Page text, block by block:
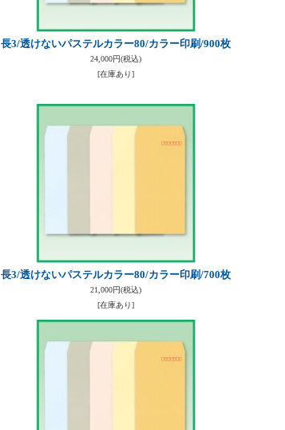
長3/透けないパステルカラー80/カラー印刷/900枚
24,000円(税込)
[在庫あり]
長3/透けないパステルカラー80/カラー印刷/700枚
21,000円(税込)
[在庫あり]